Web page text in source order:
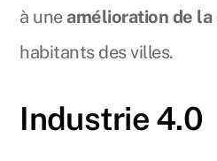
à une amélioration de la
habitants des villes.
Industrie 4.0